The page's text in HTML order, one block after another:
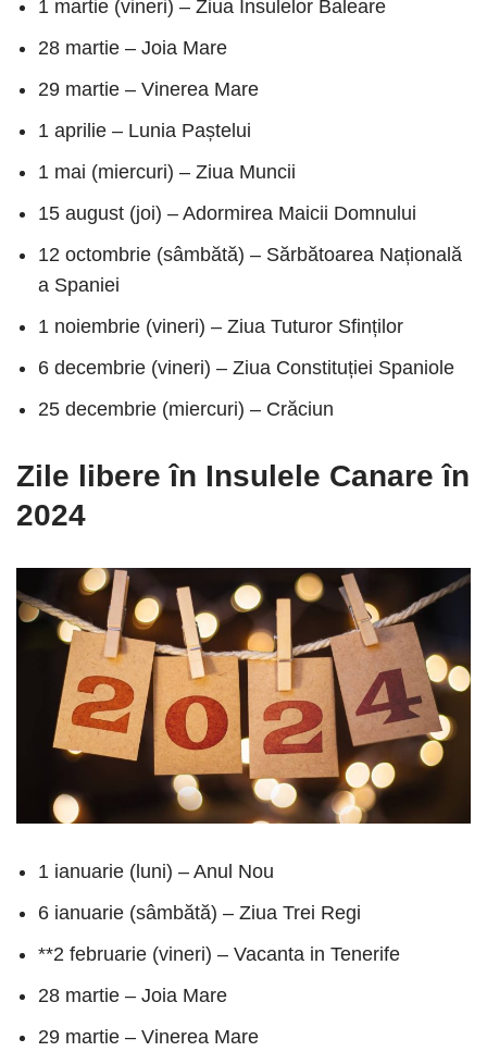
1 martie (vineri) – Ziua Insulelor Baleare
28 martie – Joia Mare
29 martie – Vinerea Mare
1 aprilie – Lunia Paștelui
1 mai (miercuri) – Ziua Muncii
15 august (joi) – Adormirea Maicii Domnului
12 octombrie (sâmbătă) – Sărbătoarea Națională
a Spaniei
1 noiembrie (vineri) – Ziua Tuturor Sfinților
6 decembrie (vineri) – Ziua Constituției Spaniole
25 decembrie (miercuri) – Crăciun
Zile libere în Insulele Canare în
2024
1 ianuarie (luni) – Anul Nou
6 ianuarie (sâmbătă) – Ziua Trei Regi
**2 februarie (vineri) – Vacanta in Tenerife
28 martie – Joia Mare
29 martie – Vinerea Mare